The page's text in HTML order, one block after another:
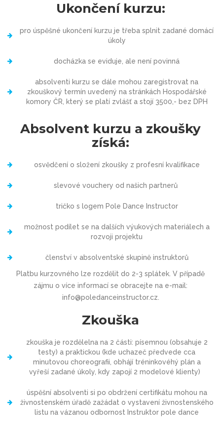
Ukončení kurzu:
pro úspěšné ukončení kurzu je třeba splnit zadané domácí
úkoly
docházka se eviduje, ale není povinná
absolventi kurzu se dále mohou zaregistrovat na
zkouškový termín uvedený na stránkách Hospodářské
komory ČR, který se platí zvlášť a stojí 3500,- bez DPH
Absolvent kurzu a zkoušky
získá:
osvědčení o složení zkoušky z profesní kvalifikace
slevové vouchery od našich partnerů
tričko s logem Pole Dance Instructor
možnost podílet se na dalších výukových materiálech a
rozvoji projektu
členství v absolventské skupině instruktorů
Platbu kurzovného lze rozdělit do 2-3 splátek. V případě
zájmu o více informací se obracejte na e-mail:
info@poledanceinstructor.cz.
Zkouška
zkouška je rozdělelna na 2 části: písemnou (obsahuje 2
testy) a praktickou (kde uchazeč předvede cca
minutovou choreografii, obhájí tréninkovéhý plán a
vyřeší zadané úkoly, kdy zapojí 2 modelové klienty)
úspěšní absolventi si po obdržení certifikátu mohou na
živnostenském úřadě zažádat o vystavení živnostenského
listu na vázanou odbornost Instruktor pole dance